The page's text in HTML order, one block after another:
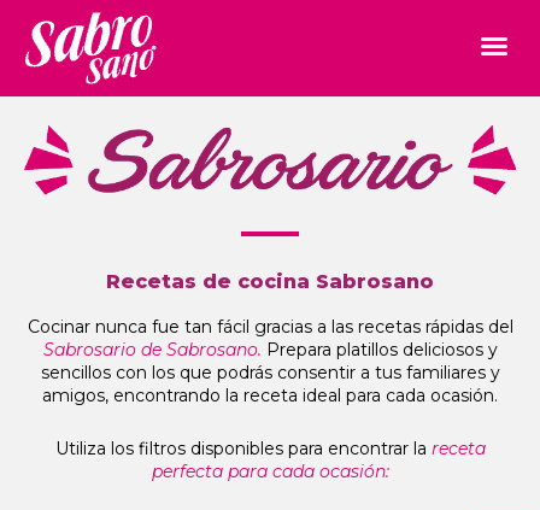
Recetas de cocina Sabrosano
Cocinar nunca fue tan fácil gracias a las recetas rápidas del
Sabrosario de Sabrosano. Prepara platillos deliciosos y
sencillos con los que podrás consentir a tus familiares y
amigos, encontrando la receta ideal para cada ocasión.
Utiliza los filtros disponibles para encontrar la receta
perfecta para cada ocasión: